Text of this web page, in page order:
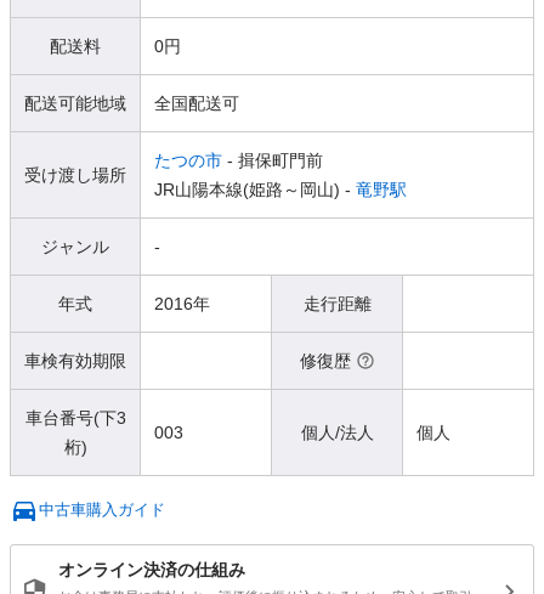
配送料 0円
配送可能地域 全国配送可
受け渡し場所
たつの市 - 揖保町門前
JR山陽本線(姫路～岡山) - 竜野駅
ジャンル -
年式 2016年 走行距離
車検有効期限 修復歴
車台番号(下3
桁)
003 個人/法人 個人
中古車購入ガイド
オンライン決済の仕組み